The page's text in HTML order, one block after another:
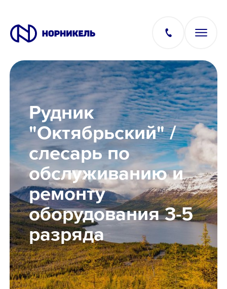
Вакансии
Производство
Офис
IT
Студентам
Школьникам
Локации
Рудник
"Октябрьский" /
слесарь по
обслуживанию и
ремонту
оборудования 3-5
разряда